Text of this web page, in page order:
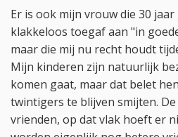
Er is ook mijn vrouw die 30
klakkeloos toegaf aan "in
maar die mij nu recht houdt
Mijn kinderen zijn natuurlijk
komen gaat, maar dat belet
twintigers te blijven smijten.
vrienden, op dat vlak hoeft er